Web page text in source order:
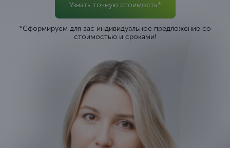
Узнать точную стоимость*
*Сформируем для вас индивидуальное предложение со
стоимостью и сроками!